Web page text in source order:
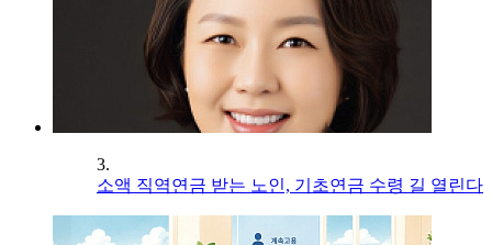
3.
소액 직역연금 받는 노인, 기초연금 수령 길 열린다